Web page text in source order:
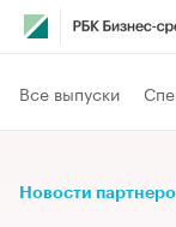
Все выпуски
Новости